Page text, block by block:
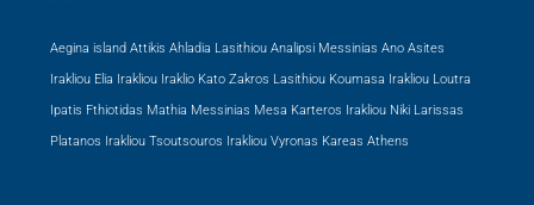
Aegina island Attikis Ahladia Lasithiou Analipsi Messinias Ano Asites
Irakliou Elia Irakliou Iraklio Kato Zakros Lasithiou Koumasa Irakliou Loutra
Ipatis Fthiotidas Mathia Messinias Mesa Karteros Irakliou Niki Larissas
Platanos Irakliou Tsoutsouros Irakliou Vyronas Kareas Athens